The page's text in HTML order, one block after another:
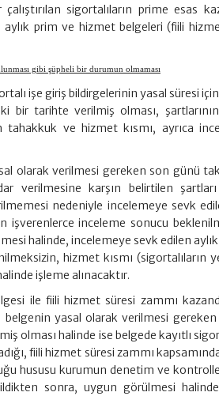
sigortalıların prime esas
prim ve hizmet belgeleri (fiili
gibi şüpheli bir durumun olmaması
işe giriş bildirgelerinin yasal süresi
bir tarihte verilmiş olması,
ve hizmet kısmı, ayrıca
olarak verilmesi gereken son günü
verilmesine karşın belirtilen
nedeniyle incelemeye sevk
işverenlerce inceleme sonucu
halinde, incelemeye sevk edilen
hizmet kısmı (sigortalıların
işleme alınacaktır.
ile fiili hizmet süresi zammı
yasal olarak verilmesi
olması halinde ise belgede kayıtlı
fiili hizmet süresi zammı
hususu kurumun denetim ve
sonra, uygun görülmesi